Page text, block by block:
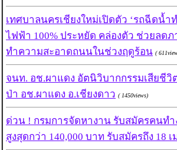
เทศบาลนครเชียงใหม่เปิดตัว ‘รถฉีดน้ำ
ไฟฟ้า 100% ประหยัด คล่องตัว ช่วยลดภ
ทำความสะอาดถนนในช่วงฤดูร้อน (
จนท. อช.ผาแดง อัตนิวิบากกรรมเสียชีวิ
ป่า อช.ผาแดง อ.เชียงดาว ( 1450views)
ด่วน ! กรมการจัดหางาน รับสมัครคนทำ
สูงสุดกว่า 140,000 บาท รับสมัครถึง 18 เ